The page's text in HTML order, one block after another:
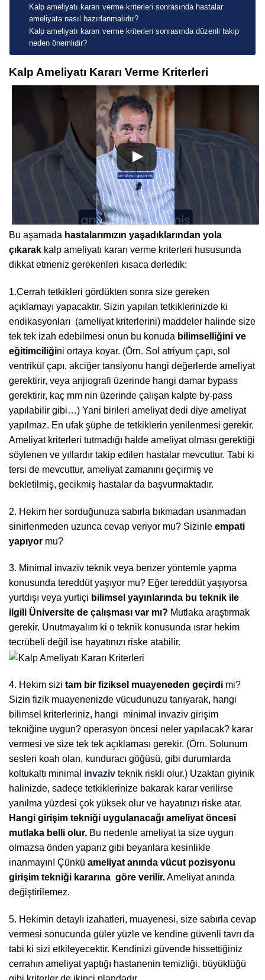
Kalp ameliyatı kararı verme kriterleri sonrasında hastalar
ameliyata nasıl hazırlanmalıdır?
Kalp ameliyatı kararı verme kriterleri sonrasında düzenli takip
neden önemlidir?
Kalp Ameliyatı Kararı Verme Kriterleri
Bu aşamada hastalarımızın yaşadıklarından yola
çıkarak kalp ameliyatı kararı verme kriterleri hususunda
dikkat etmeniz gerekenleri kısaca derledik:
1.Cerrah tetkikleri gördükten sonra size gereken
açıklamayı yapacaktır. Sizin yapılan tetkiklerinizde ki
endikasyonları (ameliyat kriterlerini) maddeler halinde size
tek tek izah edebilmesi onun bu konuda bilimselliğini ve
eğitimciliğini ortaya koyar. (Örn. Sol atriyum çapı, sol
ventrikül çapı, akciğer tansiyonu hangi değerlerde ameliyat
gerektirir, veya anjiografi üzerinde hangi damar bypass
gerektirir, kaç mm nin üzerinde çalışan kalpte by-pass
yapılabilir gibi…) Yani birileri ameliyat dedi diye ameliyat
yapılmaz. En ufak şüphe de tetkiklerin yenilenmesi gerekir.
Ameliyat kriterleri tutmadığı halde ameliyat olması gerektiği
söylenen ve yıllardır takip edilen hastalar mevcuttur. Tabi ki
tersi de mevcuttur, ameliyat zamanını geçirmiş ve
bekletilmiş, gecikmiş hastalar da başvurmaktadır.
2. Hekim her sorduğunuza sabırla bıkmadan usanmadan
sinirlenmeden uzunca cevap veriyor mu? Sizinle empati
yapıyor mu?
3. Minimal invaziv teknik veya benzer yöntemle yapma
konusunda tereddüt yaşıyor mu? Eğer tereddüt yaşıyorsa
yurtdışı veya yurtiçi bilimsel yayınlarında bu teknik ile
ilgili Üniversite de çalışması var mı? Mutlaka araştırmak
gerekir. Unutmayalım ki o teknik konusunda ısrar hekim
tecrübeli değil ise hayatınızı riske atabilir.
4. Hekim sizi tam bir fiziksel muayeneden geçirdi mi?
Sizin fizik muayenenizde vücudunuzu tanıyarak, hangi
bilimsel kriterleriniz, hangi minimal invaziv girişim
tekniğine uygun? operasyon öncesi neler yapılacak? karar
vermesi ve size tek tek açıklaması gerekir. (Örn. Solunum
sesleri koah olan, kunduracı göğüsü, gibi durumlarda
koltukaltı minimal invaziv teknik riskli olur.) Uzaktan giyinik
halinizde, sadece tetkiklerinize bakarak karar verilirse
yanılma yüzdesi çok yüksek olur ve hayatınızı riske atar.
Hangi girişim tekniği uygulanacağı ameliyat öncesi
mutlaka belli olur. Bu nedenle ameliyat ta size uygun
olmazsa önden yaparız gibi beyanlara kesinlikle
inanmayın! Çünkü ameliyat anında vücut pozisyonu
girişim tekniği kararına göre verilir.Ameliyat anında
değiştirilemez.
5. Hekimin detaylı izahatleri, muayenesi, size sabırla cevap
vermesi sonucunda güler yüzle ve kendine güvenli tavrı da
tabi ki sizi etkileyecektir. Kendinizi güvende hissettiğiniz
cerrahın ameliyat yaptığı hastanenin temizliği, büyüklüğü